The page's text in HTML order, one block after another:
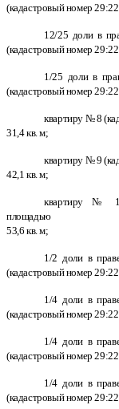
(кадастровый номер
12/25 доли в
(кадастровый номер
1/25 доли в
(кадастровый номер
квартиру № 8
31,4 кв. м;
квартиру № 9
42,1 кв. м;
квартиру №
площадью
53,6 кв. м;
1/2 доли в
(кадастровый номер
1/4 доли в
(кадастровый номер
1/4 доли в
(кадастровый номер
1/4 доли в
(кадастровый номер